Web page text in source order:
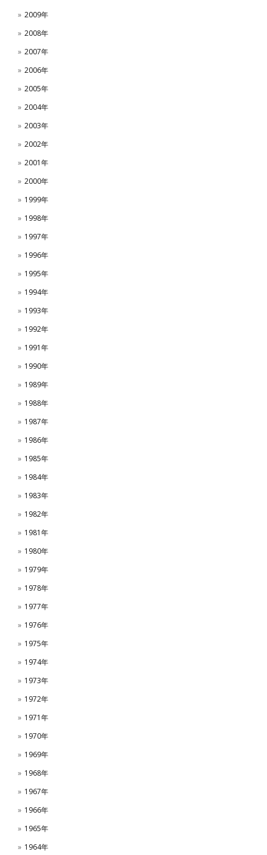
2009年
2008年
2007年
2006年
2005年
2004年
2003年
2002年
2001年
2000年
1999年
1998年
1997年
1996年
1995年
1994年
1993年
1992年
1991年
1990年
1989年
1988年
1987年
1986年
1985年
1984年
1983年
1982年
1981年
1980年
1979年
1978年
1977年
1976年
1975年
1974年
1973年
1972年
1971年
1970年
1969年
1968年
1967年
1966年
1965年
1964年